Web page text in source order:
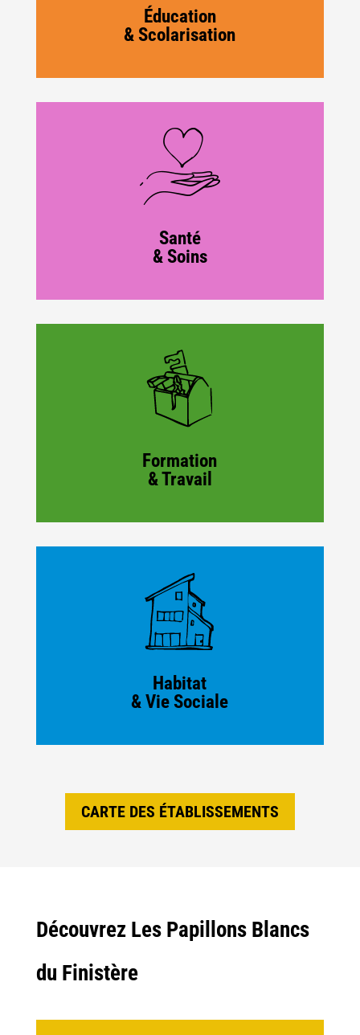
Éducation
& Scolarisation
Santé
& Soins
Formation
& Travail
Habitat
& Vie Sociale
CARTE DES ÉTABLISSEMENTS
Découvrez Les Papillons Blancs
du Finistère